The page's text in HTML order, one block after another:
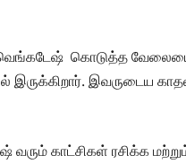
வெங்கடேஷ் கொடுத்த
இருக்கிறார். இவருடைய
காட்சிகள் ரசிக்க